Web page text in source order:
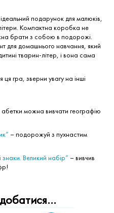
подарунок для малюків,
літери. Компактна коробка не
брати з собою в подорожі.
для домашнього навчання, який
тварин-літер, і вона сама
гра, зверни увагу на інші
абетки можна вивчати географію
– подорожуй з пухнастим
знаки. Великий набір” – вивчив